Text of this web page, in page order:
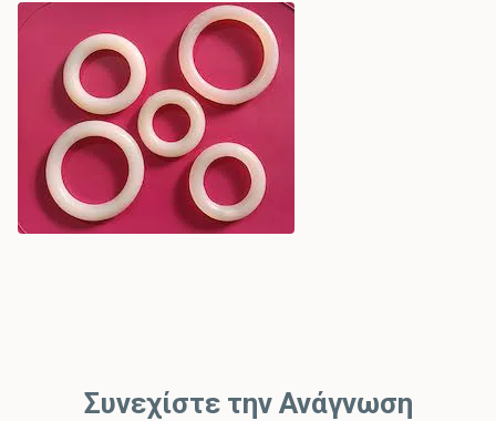
Συνεχίστε την Ανάγνωση